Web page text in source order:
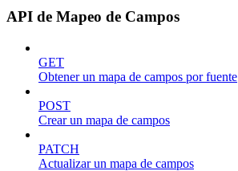
API de Mapeo de Campos
GET
Obtener un mapa de campos por fuente
POST
Crear un mapa de campos
PATCH
Actualizar un mapa de campos